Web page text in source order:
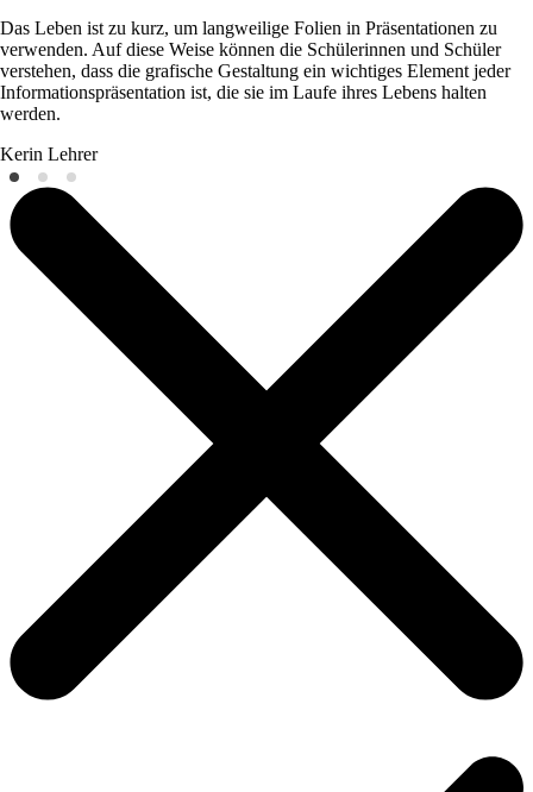
Das Leben ist zu kurz, um langweilige Folien in Präsentationen zu
verwenden. Auf diese Weise können die Schülerinnen und Schüler
verstehen, dass die grafische Gestaltung ein wichtiges Element jeder
Informationspräsentation ist, die sie im Laufe ihres Lebens halten
werden.
Kerin Lehrer